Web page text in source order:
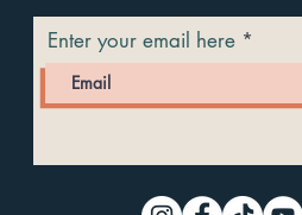
Enter your email here